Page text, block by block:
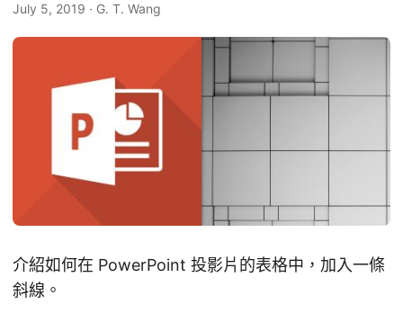
July 5, 2019 · G. T. Wang
介紹如何在 PowerPoint 投影片的表格中，加入一條
斜線。